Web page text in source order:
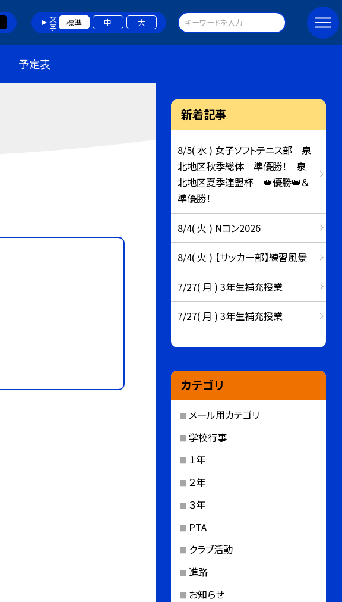
文字 標準 中 大
予定表
新着記事
8/5( 水 ) 女子ソフトテニス部 泉
北地区秋季総体 準優勝！ 泉
北地区夏季連盟杯 👑優勝👑＆
準優勝！
8/4( 火 ) Nコン2026
8/4( 火 ) 【サッカー部】練習風景
7/27( 月 ) 3年生補充授業
7/27( 月 ) 3年生補充授業
カテゴリ
メール用カテゴリ
学校行事
１年
２年
３年
PTA
クラブ活動
進路
お知らせ